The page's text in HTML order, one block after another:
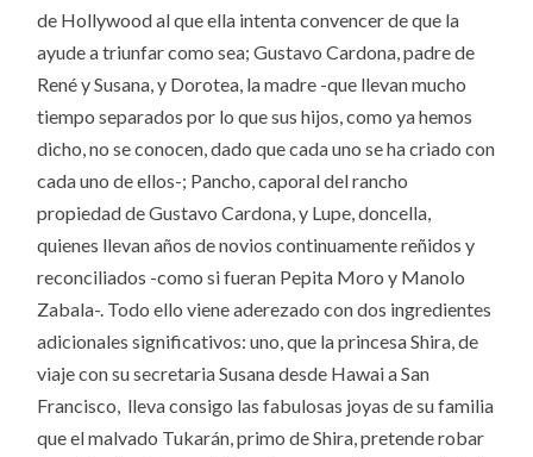
de Hollywood al que ella intenta convencer de que la
ayude a triunfar como sea; Gustavo Cardona, padre de
René y Susana, y Dorotea, la madre -que llevan mucho
tiempo separados por lo que sus hijos, como ya hemos
dicho, no se conocen, dado que cada uno se ha criado con
cada uno de ellos-; Pancho, caporal del rancho
propiedad de Gustavo Cardona, y Lupe, doncella,
quienes llevan años de novios continuamente reñidos y
reconciliados -como si fueran Pepita Moro y Manolo
Zabala-. Todo ello viene aderezado con dos ingredientes
adicionales significativos: uno, que la princesa Shira, de
viaje con su secretaria Susana desde Hawai a San
Francisco, lleva consigo las fabulosas joyas de su familia
que el malvado Tukarán, primo de Shira, pretende robar